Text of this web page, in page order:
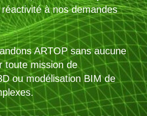
à nos demandes
ARTOP sans aucune
toute mission de
ou modélisation BIM de